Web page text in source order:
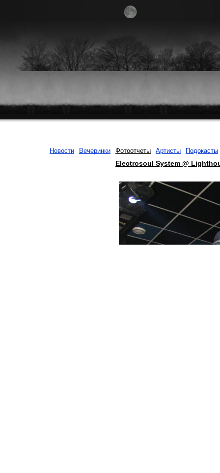
Новости Вечеринки Фотоотчеты Артисты Подокасты
Electrosoul System @